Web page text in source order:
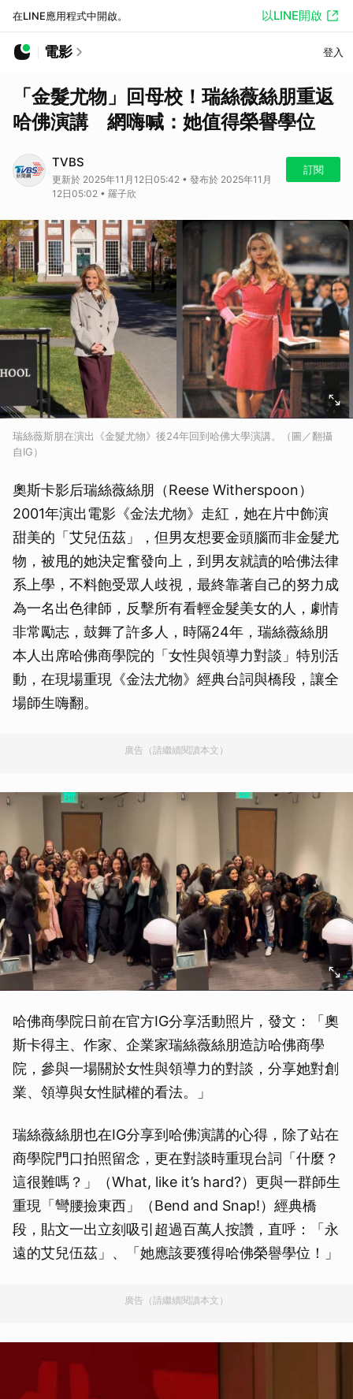
在LINE應用程式中開啟。 以LINE開啟
電影 登入
「金髮尤物」回母校！瑞絲薇絲朋重返
哈佛演講 網嗨喊：她值得榮譽學位
TVBS
更新於 2025年11月12日05:42 • 發布於 2025年11月
12日05:02 • 羅子欣
訂閱
瑞絲薇斯朋在演出《金髮尤物》後24年回到哈佛大學演講。（圖／翻攝
自IG）
奧斯卡影后瑞絲薇絲朋（Reese Witherspoon）
2001年演出電影《金法尤物》走紅，她在片中飾演
甜美的「艾兒伍茲」，但男友想要金頭腦而非金髮尤
物，被甩的她決定奮發向上，到男友就讀的哈佛法律
系上學，不料飽受眾人歧視，最終靠著自己的努力成
為一名出色律師，反擊所有看輕金髮美女的人，劇情
非常勵志，鼓舞了許多人，時隔24年，瑞絲薇絲朋
本人出席哈佛商學院的「女性與領導力對談」特別活
動，在現場重現《金法尤物》經典台詞與橋段，讓全
場師生嗨翻。
廣告（請繼續閱讀本文）
哈佛商學院日前在官方IG分享活動照片，發文：「奧
斯卡得主、作家、企業家瑞絲薇絲朋造訪哈佛商學
院，參與一場關於女性與領導力的對談，分享她對創
業、領導與女性賦權的看法。」
瑞絲薇絲朋也在IG分享到哈佛演講的心得，除了站在
商學院門口拍照留念，更在對談時重現台詞「什麼？
這很難嗎？」（What, like it’s hard?）更與一群師生
重現「彎腰撿東西」（Bend and Snap!）經典橋
段，貼文一出立刻吸引超過百萬人按讚，直呼：「永
遠的艾兒伍茲」、「她應該要獲得哈佛榮譽學位！」
廣告（請繼續閱讀本文）